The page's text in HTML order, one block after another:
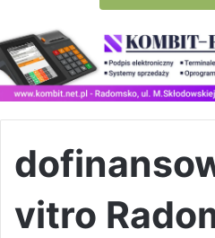
vitro